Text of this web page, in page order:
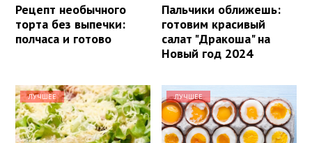
Рецепт необычного
торта без выпечки:
полчаса и готово
Пальчики оближешь:
готовим красивый
салат "Дракоша" на
Новый год 2024
ЛУЧШЕЕ ЛУЧШЕЕ